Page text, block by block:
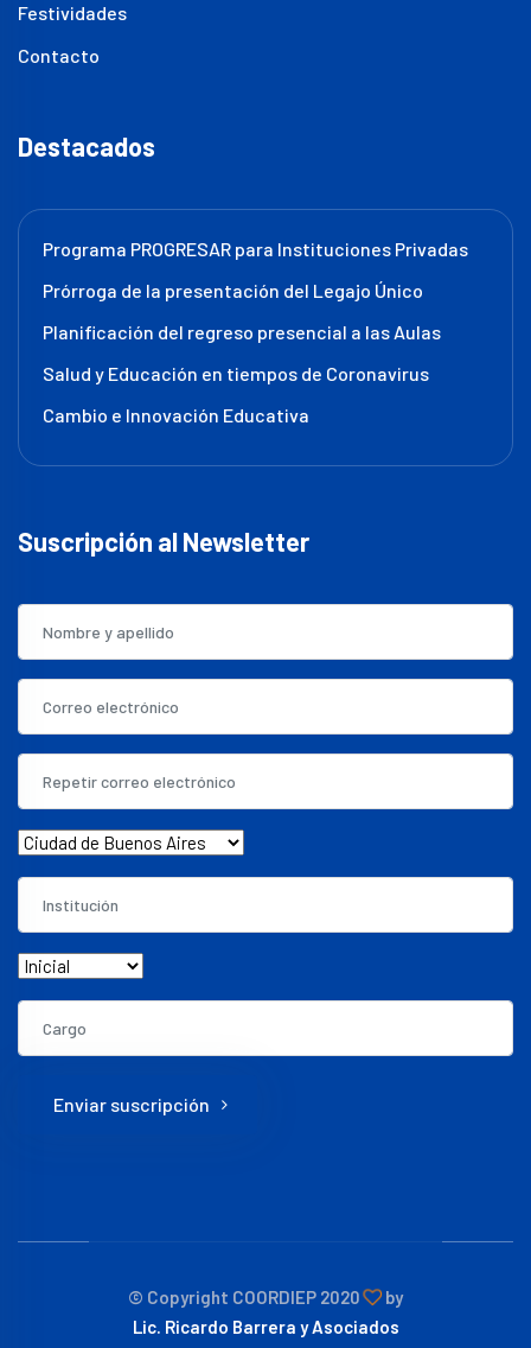
Festividades
Contacto
Destacados
Programa PROGRESAR para Instituciones Privadas
Prórroga de la presentación del Legajo Único
Planificación del regreso presencial a las Aulas
Salud y Educación en tiempos de Coronavirus
Cambio e Innovación Educativa
Suscripción al Newsletter
Enviar suscripción
© Copyright COORDIEP 2020
by
Lic. Ricardo Barrera y Asociados